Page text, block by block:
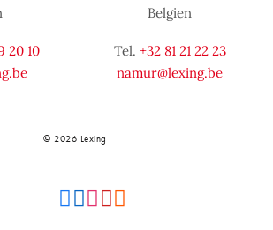
20 10
Belgien
Tel. +32 81 21 22 23
namur@lexing.be
© 2026 Lexing